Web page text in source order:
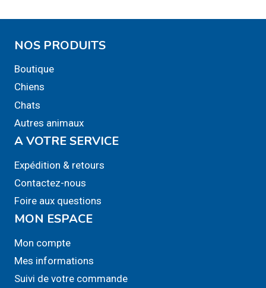
plusieurs
options
peuvent
être
choisies
page
du
produit
NOS PRODUITS
Boutique
Chiens
Chats
Autres animaux
A VOTRE SERVICE
Expédition & retours
Contactez-nous
Foire aux questions
MON ESPACE
Mon compte
Mes informations
Suivi de votre commande